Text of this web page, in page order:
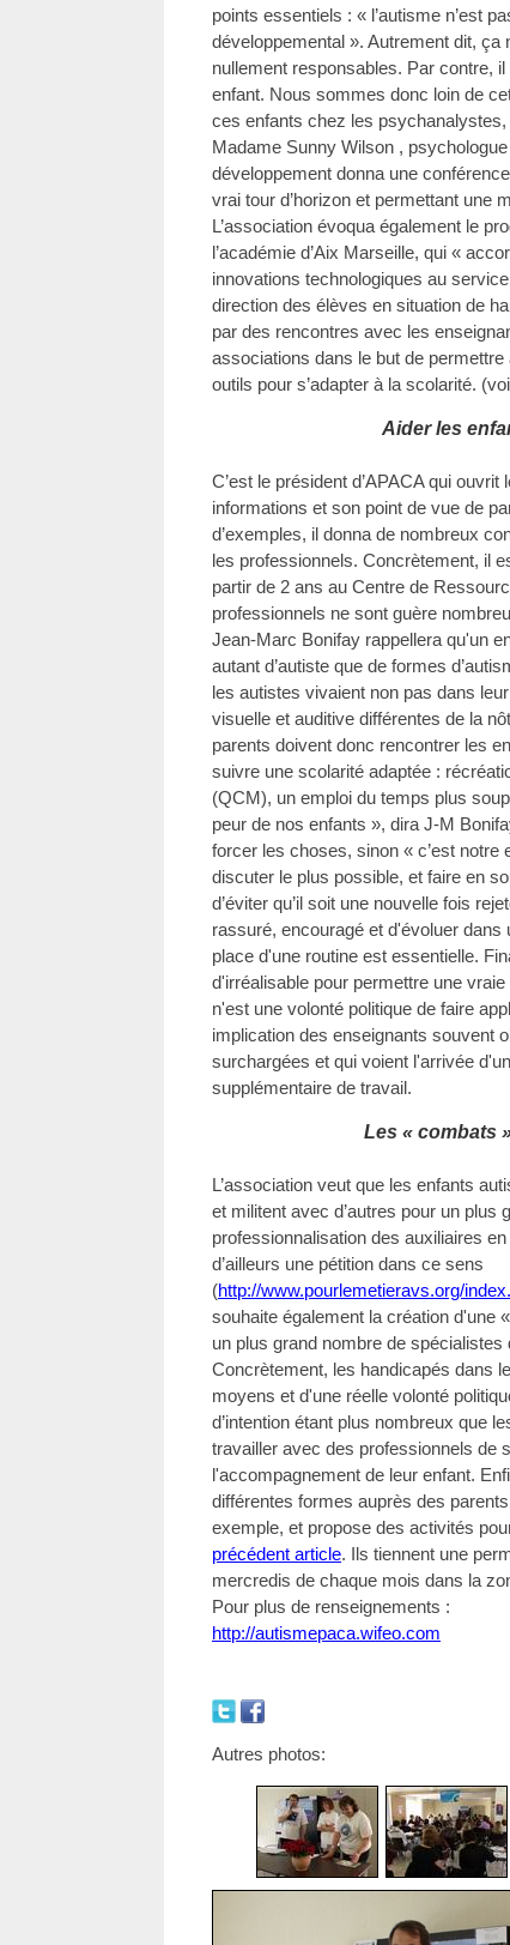
points essentiels : « l’autisme n’est
développemental ». Autrement dit,
nullement responsables. Par contre,
enfant. Nous sommes donc loin de
ces enfants chez les
Madame Sunny Wilson ,
développement donna une
vrai tour d’horizon et permettant une
L’association évoqua également le
l’académie d’Aix Marseille, qui «
innovations technologiques au
direction des élèves en situation de
par des rencontres avec les
associations dans le but de
outils pour s’adapter à la scolarité.
Aider les
C’est le président d’APACA qui
informations et son point de vue de
d’exemples, il donna de nombreux
les professionnels. Concrètement, il
partir de 2 ans au Centre de
professionnels ne sont guère
Jean-Marc Bonifay rappellera qu'un
autant d’autiste que de formes
les autistes vivaient non pas dans
visuelle et auditive différentes de la
parents doivent donc rencontrer les
suivre une scolarité adaptée :
(QCM), un emploi du temps plus
peur de nos enfants », dira J-M
forcer les choses, sinon « c’est notre
discuter le plus possible, et faire en
d’éviter qu’il soit une nouvelle fois
rassuré, encouragé et d'évoluer
place d'une routine est essentielle.
d'irréalisable pour permettre une
n'est une volonté politique de faire
implication des enseignants souvent
surchargées et qui voient l'arrivée
supplémentaire de travail.
Les « combats
L’association veut que les enfants
et militent avec d’autres pour un plus
professionnalisation des auxiliaires
d’ailleurs une pétition dans ce sens
(http://www.pourlemetieravs.org/
souhaite également la création d'une
un plus grand nombre de
Concrètement, les handicapés dans
moyens et d'une réelle volonté
d’intention étant plus nombreux que
travailler avec des professionnels de
l'accompagnement de leur enfant.
différentes formes auprès des
exemple, et propose des activités
précédent article. Ils tiennent une
mercredis de chaque mois dans la
Pour plus de renseignements :
http://autismepaca.wifeo.com
Autres photos: